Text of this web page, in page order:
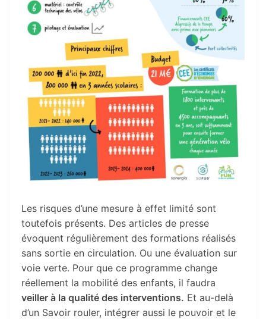
Les risques d’une mesure à effet limité sont
toutefois présents. Des articles de presse
évoquent régulièrement des formations réalisés
sans sortie en circulation. Ou une évaluation sur
voie verte. Pour que ce programme change
réellement la mobilité des enfants, il faudra
veiller à la qualité des interventions. Et au-delà
d’un Savoir rouler, intégrer aussi le pouvoir et le